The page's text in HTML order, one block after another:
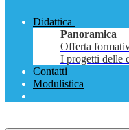
Didattica
Panoramica
Offerta
I progetti delle
Contatti
Modulistica